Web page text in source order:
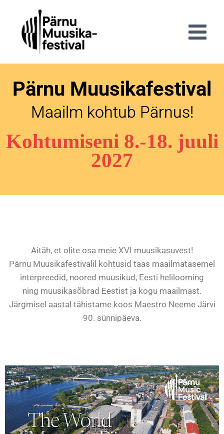
Pärnu Muusikafestival
Maailm kohtub Pärnus!
Kohtumiseni 8.-18. juuli
2027
Aitäh, et olite osa meie XVI muusikasuvest!
Pärnu Muusikafestivalil kohtusid taas maailmatasemel
interpreedid, noored muusikud, Eesti helilooming
ning muusikasõbrad Eestist ja kogu maailmast.
Järgmisel aastal tähistame koos Maestro Neeme Järvi
90. sünnipäeva.